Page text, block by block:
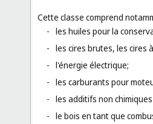
Cette classe comprend
- les huiles pour la
- les cires brutes, les cires
- l'énergie électrique;
- les carburants pour
- les additifs non
- le bois en tant que